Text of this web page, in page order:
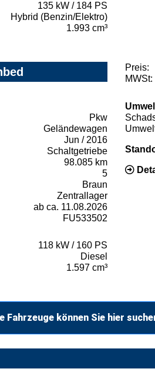
135 kW / 184 PS
Hybrid (Benzin/Elektro)
1.993 cm³
Preis:
MWSt:
Pkw
Geländewagen
Jun / 2016
Schaltgetriebe
98.085 km
5
Braun
Zentrallager
ab ca. 11.08.2026
FU533502
118 kW / 160 PS
Diesel
1.597 cm³
Fahrzeuge können Sie hier